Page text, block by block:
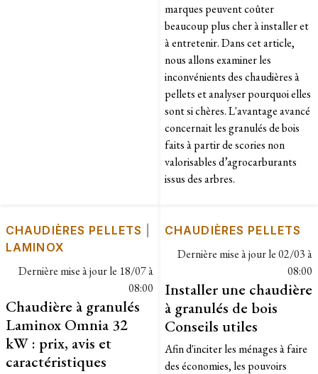
marques peuvent coûter
beaucoup plus cher à installer et
à entretenir. Dans cet article,
nous allons examiner les
inconvénients des chaudières à
pellets et analyser pourquoi elles
sont si chères. L'avantage avancé
concernait les granulés de bois
faits à partir de scories non
valorisables d’agrocarburants
issus des arbres.
CHAUDIÈRES PELLETS
LAMINOX
Dernière mise à jour le 18/07 à
08:00
Chaudière à granulés
Laminox Omnia 32
kW : prix, avis et
caractéristiques
CHAUDIÈRES PELLETS
Dernière mise à jour le02/03 à
08:00
Installer une chaudière
à granulés de bois
Conseils utiles
Afin d'inciter les ménages à faire
des économies, les pouvoirs